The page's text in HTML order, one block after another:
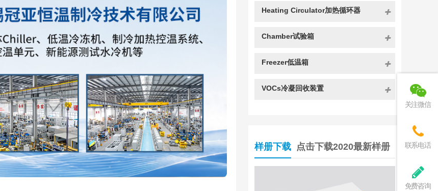
Heating Circulator加热循环器
Chamber试验箱
Freezer低温箱
VOCs冷凝回收装置
样册下载 点击下载2020最新样册
关注微信
联系电话
免费咨询